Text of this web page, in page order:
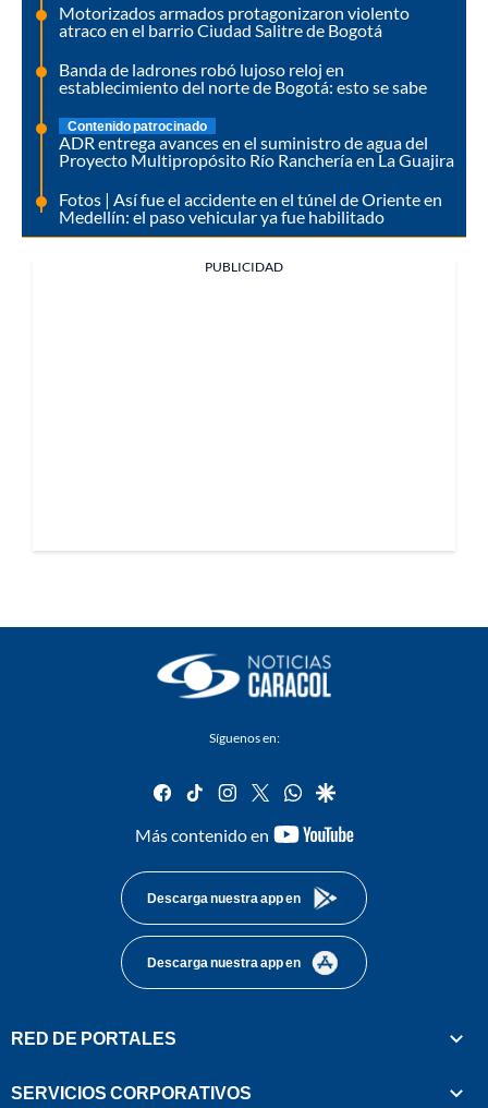
Motorizados armados protagonizaron violento
atraco en el barrio Ciudad Salitre de Bogotá
Banda de ladrones robó lujoso reloj en
establecimiento del norte de Bogotá: esto se sabe
Contenido patrocinado
ADR entrega avances en el suministro de agua del
Proyecto Multipropósito Río Ranchería en La Guajira
Fotos | Así fue el accidente en el túnel de Oriente en
Medellín: el paso vehicular ya fue habilitado
PUBLICIDAD
Síguenos en:
facebook
tiktok instagram
twitterwhatsapp
google
Más contenido en
youtube-
Descarga nuestra app en
Descarga nuestra app en
RED DE PORTALES
SERVICIOS CORPORATIVOS